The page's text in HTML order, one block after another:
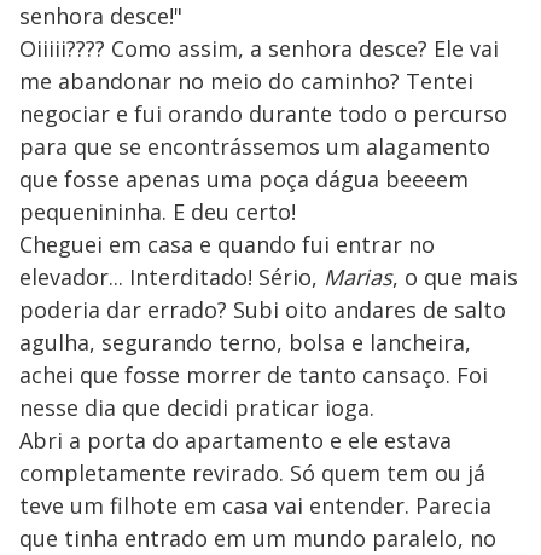
senhora desce!"
Oiiiii???? Como assim, a senhora desce? Ele vai
me abandonar no meio do caminho? Tentei
negociar e fui orando durante todo o percurso
para que se encontrássemos um alagamento
que fosse apenas uma poça dágua beeeem
pequenininha. E deu certo!
Cheguei em casa e quando fui entrar no
elevador... Interditado! Sério, Marias, o que mais
poderia dar errado? Subi oito andares de salto
agulha, segurando terno, bolsa e lancheira,
achei que fosse morrer de tanto cansaço. Foi
nesse dia que decidi praticar ioga.
Abri a porta do apartamento e ele estava
completamente revirado. Só quem tem ou já
teve um filhote em casa vai entender. Parecia
que tinha entrado em um mundo paralelo, no